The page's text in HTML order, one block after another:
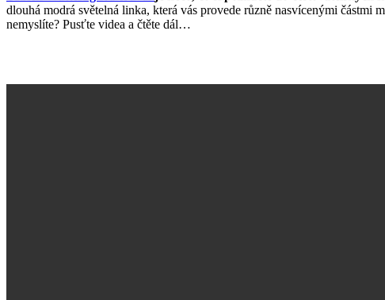
dlouhá modrá světelná linka, která vás provede různě nasvícenými částmi
nemyslíte? Pusťte videa a čtěte dál…